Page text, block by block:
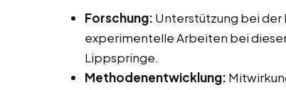
Forschung: Unterstützung bei der
experimentelle Arbeiten bei
Lippspringe.
Methodenentwicklung: